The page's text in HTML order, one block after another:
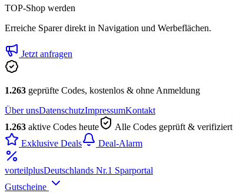
TOP-Shop werden
Erreiche Sparer direkt in Navigation und Werbeflächen.
Jetzt anfragen
1.263 geprüfte Codes, kostenlos & ohne Anmeldung
Über unsDatenschutzImpressumKontakt
1.263 aktive Codes heute Alle Codes geprüft & verifiziert
Exklusive Deals
Deal-Alarm
vorteilplusDeutschlands Nr.1 Sparportal
Gutscheine